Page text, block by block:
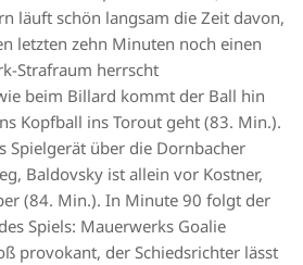
läuft schön langsam die Zeit davon,
letzten zehn Minuten noch einen
Strafraum herrscht
beim Billard kommt der Ball hin
Kopfball ins Torout geht (83. Min.).
Spielgerät über die Dornbacher
Baldovsky ist allein vor Kostner,
(84. Min.). In Minute 90 folgt der
Spiels: Mauerwerks Goalie
provokant, der Schiedsrichter lässt